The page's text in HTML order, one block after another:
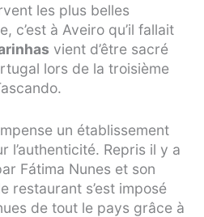
les plus belles
c’est à Aveiro qu’il fallait
vient d’être sacré
lors de la troisième
un établissement
l’authenticité. Repris il y a
Fátima Nunes et son
restaurant s’est imposé
de tout le pays grâce à